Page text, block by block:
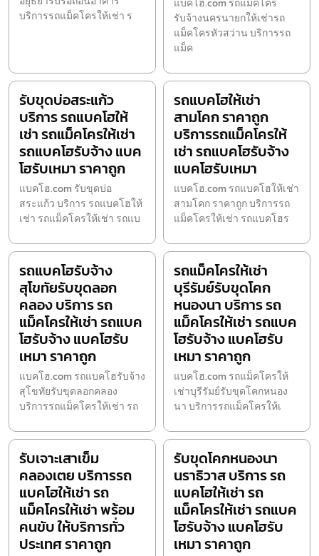
บริการรถแม็คโครให้เช่า ร
แบคโฮ.com รถแม็คโคร
รับจ้างนครนายกให้เช่ารถ
แม็คโครหัวสว่าน บริการรถ
แม็ค
รับขุดบ่อสระแก้ว
บริการ รถแบคโฮให้
เช่า รถแม็คโครให้เช่า
รถแบคโฮรับจ้าง แบค
โฮรับเหมา ราคาถูก
แบคโฮ.com รับขุดบ่อ
สระแก้ว บริการ รถแบคโฮให้
เช่า รถแม็คโครให้เช่า รถแบ
รถแบคโฮให้เช่า
สามโคก ราคาถูก
บริการรถแม็คโครให้
เช่า รถแบคโฮรับจ้าง
แบคโฮรับเหมา
แบคโฮ.com รถแบคโฮให้เช่า
สามโคก ราคาถูก บริการรถ
แม็คโครให้เช่า รถแบคโฮร
รถแบคโฮรับจ้าง
สุโขทัยรับขุดลอก
คลอง บริการ รถ
แม็คโครให้เช่า รถแบค
โฮรับจ้าง แบคโฮรับ
เหมา ราคาถูก
แบคโฮ.com รถแบคโฮรับจ้าง
สุโขทัยรับขุดลอกคลอง
บริการรถแม็คโครให้เช่า รถ
รถแม็คโครให้เช่า
บุรีรัมย์รับขุดโคก
หนองนา บริการ รถ
แม็คโครให้เช่า รถแบค
โฮรับจ้าง แบคโฮรับ
เหมา ราคาถูก
แบคโฮ.com รถแม็คโครให้
เช่าบุรีรัมย์รับขุดโคกหนอง
นา บริการรถแม็คโครให้เ
รับเจาะเสาเข็ม
คลองเตย บริการรถ
แบคโฮให้เช่า รถ
แม็คโครให้เช่า พร้อม
คนขับ ให้บริการทั่ว
ประเทศ ราคาถูก
รับขุดโคกหนองนา
นราธิวาส บริการ รถ
แบคโฮให้เช่า รถ
แม็คโครให้เช่า รถแบค
โฮรับจ้าง แบคโฮรับ
เหมา ราคาถูก